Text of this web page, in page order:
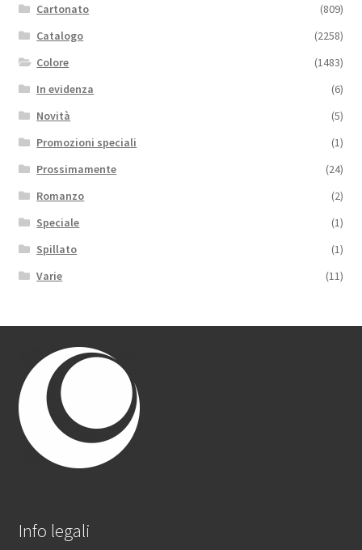
Cartonato
(809)
Catalogo
(2258)
Colore
(1483)
In evidenza
(6)
Novità
(5)
Promozioni speciali
(1)
Prossimamente
(24)
Romanzo
(2)
Speciale
(1)
Spillato
(1)
Varie
(11)
Info legali